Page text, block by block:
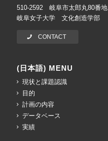
510-2592 岐阜市太郎丸80番地
岐阜女子大学 文化創造学部
CONTACT
(日本語) MENU
現状と課題認識
目的
計画の内容
データベース
実績